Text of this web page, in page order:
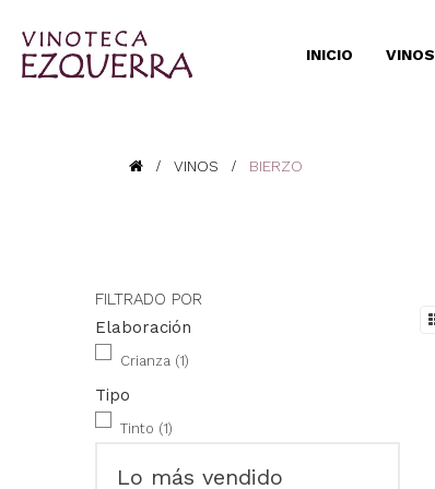
INICIO VINOS
VINOS BIERZO
FILTRADO POR
Elaboración
Crianza (1)
Tipo
Tinto (1)
Lo más vendido